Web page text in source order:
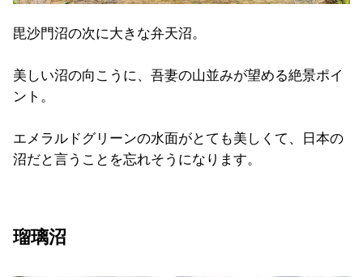
毘沙門沼の次に大きな弁天沼。
美しい沼の向こうに、吾妻の山並みが望める絶景ポイ
ント。
エメラルドグリーンの水面がとても美しくて、日本の
沼だと言うことを忘れそうになります。
瑠璃沼